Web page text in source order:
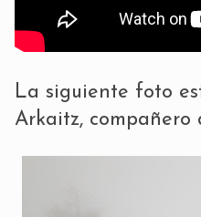
La siguiente foto
Arkaitz, compañero